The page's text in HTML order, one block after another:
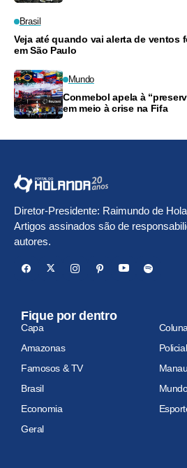
Brasil
Veja até quando vai alerta de ventos
em São Paulo
Mundo
Conmebol apela à
em meio à crise na Fifa
Diretor-Presidente: Raimundo de
Artigos assinados são de
autores.
Fique por dentro
Capa
Amazonas
Policial
Famosos & TV
Brasil
Economia
Geral